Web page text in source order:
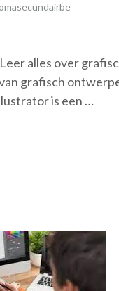
alles over
grafisch
is een …